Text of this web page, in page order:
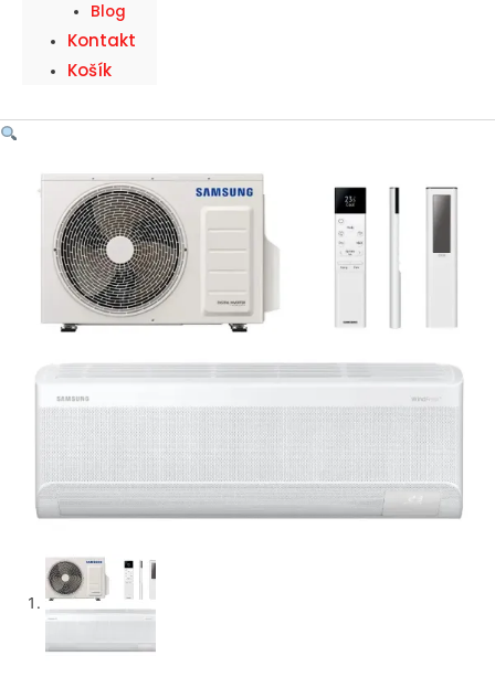
Blog
Kontakt
Košík